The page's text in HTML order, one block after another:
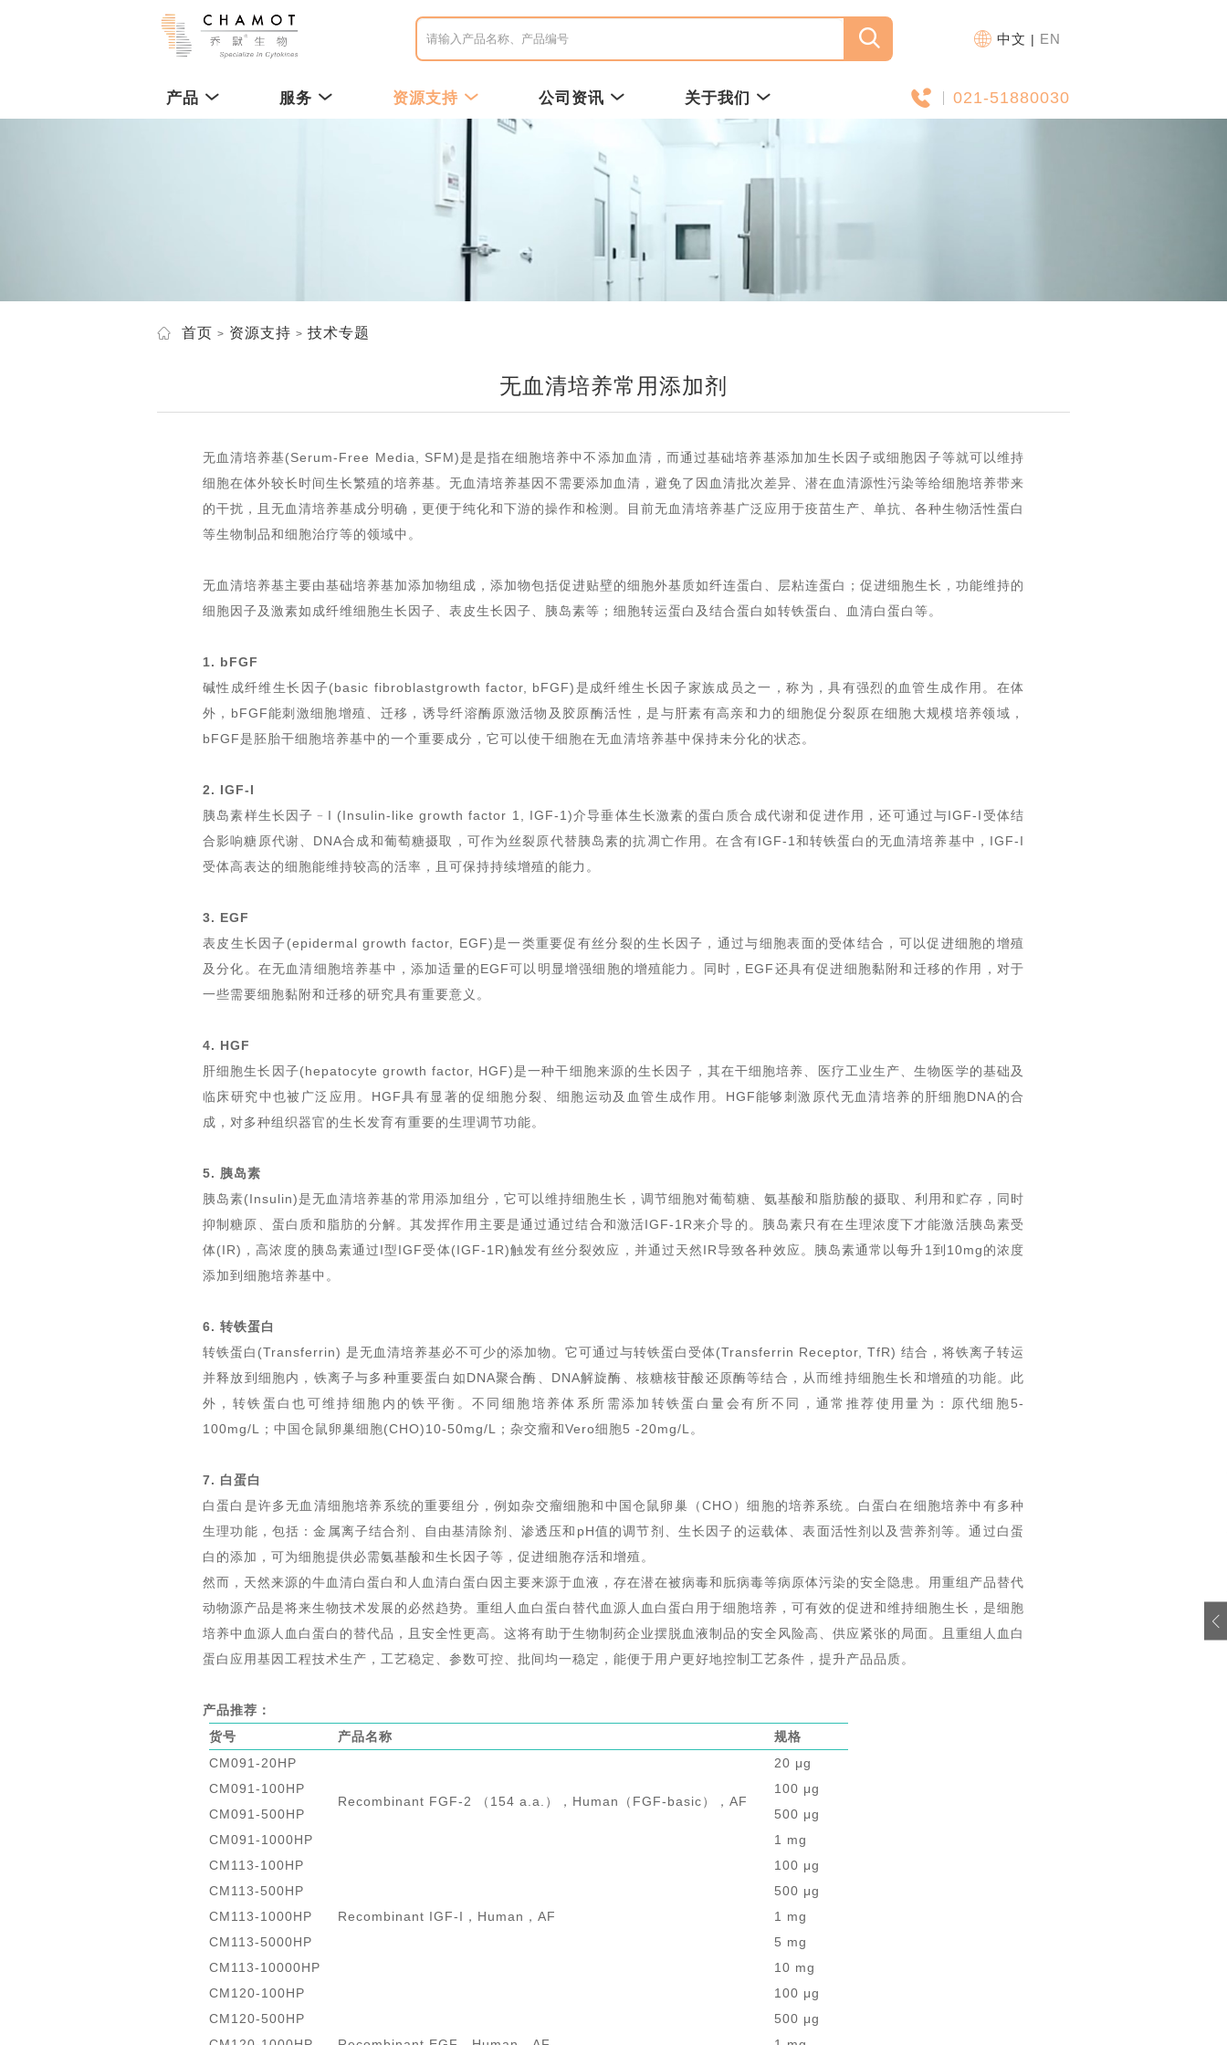
中文 | EN
产品 服务 资源支持 公司资讯 关于我们 021-51880030
首页 资源支持 技术专题
无血清培养常用添加剂
无血清培养基(Serum-Free Media, SFM)是是指在细胞培养中不添加血清，而通过基础培养基添加加生长因子或细胞因子等就可以维持
细胞在体外较长时间生长繁殖的培养基。无血清培养基因不需要添加血清，避免了因血清批次差异、潜在血清源性污染等给细胞培养带来
的干扰，且无血清培养基成分明确，更便于纯化和下游的操作和检测。目前无血清培养基广泛应用于疫苗生产、单抗、各种生物活性蛋白
等生物制品和细胞治疗等的领域中。
无血清培养基主要由基础培养基加添加物组成，添加物包括促进贴壁的细胞外基质如纤连蛋白、层粘连蛋白；促进细胞生长，功能维持的
细胞因子及激素如成纤维细胞生长因子、表皮生长因子、胰岛素等；细胞转运蛋白及结合蛋白如转铁蛋白、血清白蛋白等。
1. bFGF
碱性成纤维生长因子(basic fibroblastgrowth factor, bFGF)是成纤维生长因子家族成员之一，称为，具有强烈的血管生成作用。在体
外，bFGF能刺激细胞增殖、迁移，诱导纤溶酶原激活物及胶原酶活性，是与肝素有高亲和力的细胞促分裂原在细胞大规模培养领域，
bFGF是胚胎干细胞培养基中的一个重要成分，它可以使干细胞在无血清培养基中保持未分化的状态。
2. IGF-I
胰岛素样生长因子﹣I (Insulin-like growth factor 1
IGF-1 )介导垂体生长激素的蛋白质合成代谢和促进作用 ，还可通过与IGF-I受体结
合影响糖原代谢、DNA合成和葡萄糖摄取
， 可作为丝裂原代替胰岛素的抗凋亡作用。在含有IGF-1和转铁蛋白的无血清培养基中，IGF-I
受体高表达的细胞能维持较高的活率，且可保持持续增殖的能力。
3. EGF
表皮生长因子(epidermal growth factor, EGF)是一类重要促有丝分裂的生长因子，通过与细胞表面的受体结合，可以促进细胞的增殖
及分化。在无血清细胞培养基中，添加适量的EGF可以明显增强细胞的增殖能力。同时，EGF还具有促进细胞黏附和迁移的作用，对于
一些需要细胞黏附和迁移的研究具有重要意义。
4. HGF
肝细胞生长因子(hepatocyte growth factor, HGF)是一种干细胞来源的生长因子，其在干细胞培养、医疗工业生产、生物医学的基础及
临床研究中也被广泛应用。HGF具有显著的促细胞分裂、细胞运动及血管生成作用。HGF能够刺激原代无血清培养的肝细胞DNA的合
成，对多种组织器官的生长发育有重要的生理调节功能。
5. 胰岛素
胰岛素(Insulin)是无血清培养基的常用添加组分，它可以维持细胞生长，调节细胞对葡萄糖、氨基酸和脂肪酸的摄取、利用和贮存，同时
抑制糖原、蛋白质和脂肪的分解。 其发挥作用主要是通过通过结合和激活IGF-1R来介导的。
胰岛素只有在生理浓度下才能激活胰岛素受
体(IR) ，高浓度的胰岛素通过I型IGF受体(IGF-1R)触发有丝分裂效应，并通过天然IR导致各种效应。胰岛素通常以每升1到10mg的浓度
添加到细胞培养基中。
6. 转铁蛋白
转铁蛋白 (Transferrin) 是无血清培养基必不可少的添加物 。 它可通过与转铁蛋白受体(Transferrin Receptor, TfR) 结合，将铁离子转运
并释放到细胞内，铁离子与多种重要蛋白如DNA聚合酶、DNA解旋酶、核糖核苷酸还原酶等结合，从而维持细胞生长和增殖的功能。此
外，转铁蛋白也可维持细胞内的铁平衡 。不同细胞培养体系所需添加 转铁蛋白量会有所不同，通常推荐使用量为：
原代细胞5-
100mg/L；中国仓鼠卵巢细胞(CHO)10-50mg/L；杂交瘤和Vero细胞5 -20mg/L。
7. 白蛋白
白蛋白是许多无血清细胞培养系统的重要组分，例如杂交瘤细胞和中国仓鼠卵巢（CHO）细胞的培养系统。白蛋白在细胞培养中有多种
生理功能，包括：金属离子结合剂、自由基清除剂、渗透压和pH值的调节剂、生长因子的运载体、表面活性剂以及营养剂等。通过白蛋
白的添加，可为细胞提供必需氨基酸和生长因子等，促进细胞存活和增殖。
然而，天然来源的牛血清白蛋白和人血清白蛋白因主要来源于血液，存在潜在被病毒和朊病毒等病原体污染的安全隐患。用重组产品替代
动物源产品是将来生物技术发展的必然趋势。 重组人血白蛋白替代血源人血白蛋白用于细胞培养，可有效的促进和维持细胞生长，是细胞
培养中血源人血白蛋白的替代品，
且安全性更高。 这将有助于生物制药企业摆脱血液制品的安全风险高、供应紧张的局面。 且 重组人血白
蛋白应用基因工程技术生产，工艺稳定、参数可控、批间均一稳定， 能便于用户更好地控制工艺条件，提升产品品质。
产品推荐：
货号
产品名称
规格
CM091-20HP
Recombinant FGF-2 （154 a.a.），Human（FGF-basic），AF
20 μg
CM091-100HP
100 μg
CM091-500HP
500 μg
CM091-1000HP
1 mg
CM113-100HP
Recombinant IGF-I，Human，AF
100 μg
CM113-500HP
500 μg
CM113-1000HP
1 mg
CM113-5000HP
5 mg
CM113-10000HP
10 mg
CM120-100HP
100 μg
CM120-500HP
500 μg